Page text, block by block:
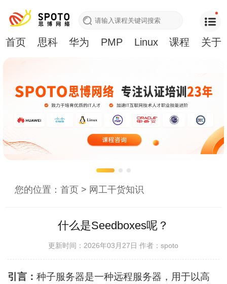
首页 思科 华为 PMP Linux 课程 关于
您的位置：首页 > 网工干货知识
什么是Seedboxes呢？
更新时间：2026年03月27日作者：spoto
引言：种子服务器是一种远程服务器，用于以高